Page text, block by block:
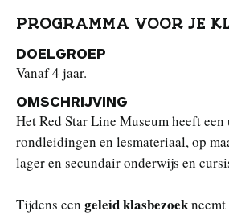
PROGRAMMA VOOR JE
DOELGROEP
Vanaf 4 jaar.
OMSCHRIJVING
Het Red Star Line Museum heeft een
rondleidingen en lesmateriaal, op
lager en secundair onderwijs en
Tijdens een geleid klasbezoekneemt